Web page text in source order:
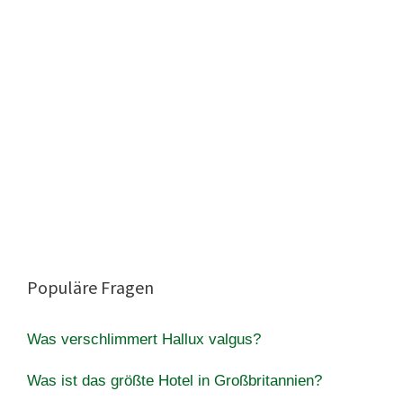
Populäre Fragen
Was verschlimmert Hallux valgus?
Was ist das größte Hotel in Großbritannien?